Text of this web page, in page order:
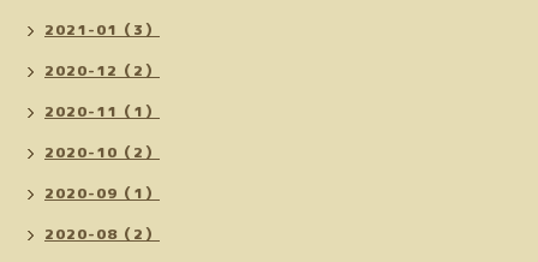
2021-01（3）
2020-12（2）
2020-11（1）
2020-10（2）
2020-09（1）
2020-08（2）